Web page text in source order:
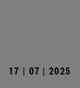
17 | 07 | 2025